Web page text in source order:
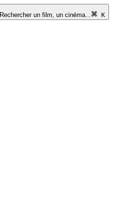
Rechercher un film, un cinéma...
K